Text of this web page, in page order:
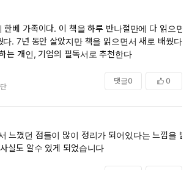
한베 가족이다. 이 책을 하루 반나절만에 다 읽으면
다. 7년 동안 살았지만 책을 읽으면서 새로 배웠다.
는 개인, 기업의 필독서로 추천한다
댓글0 0
느꼈던 점들이 많이 정리가 되어있다는 느낌을 받
실도 알수 있게 되었습니다